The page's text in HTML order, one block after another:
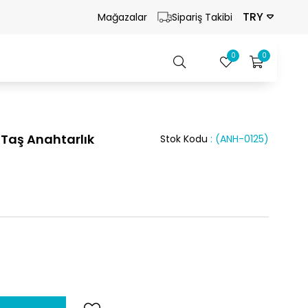
Mağazalar Sipariş Takibi TRY
0
0
Anahtarlık (ANH-0125)
Stok Kodu